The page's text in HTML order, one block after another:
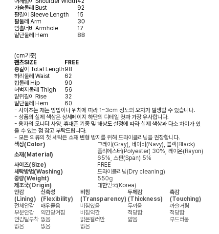
가슴둘레 Bust
92
팔길이 Sleeve Length
15
팔둘레 Arm
30
암홀너비 Armhole
17
밑단둘레 Hem 88
(cm기준)
팬츠SIZE
FREE
총길이 Total Length98
허리둘레 Waist
62
힙둘레 Hip
90
허벅지둘레 Thigh
56
밑위길이 Rise
32
밑단둘레 Hem
60
- 사이즈는 재는 방법이나 위치에 따라 1~3cm 정도의 오차가 발생할 수 있습니다.
- 상품의 실제 색상은 상세페이지 하단의 디테일 컷과 가장 유사합니다.
- 용자의 모니터 사양, 휴대폰 기종 및 해상도 설정에 따라 실제 색상과 다소 차이가 있
을 수 있는 점 참고 부탁드립니다.
- 모든 의류의 첫 세탁은 소재 변형 방지를 위해 드라이클리닝을 권장합니다.
색상(Color)
그레이(Gray), 네이비(Navy), 블랙(Black)
소재(Material)
폴리에스터(Polyester) 30%, 레이온(Rayon)
65%, 스판(Span) 5%
사이즈(Size)
FREE
세탁방법(Washing)
드라이클리닝(Dry cleaning)
중량(Weight)
550g
제조국(Origin)
대한민국(Korea)
안감
(Lining)
신축성
(Flexibility)
비침
(Transparency)
두께감
(Thickness)
촉감
(Touching)
전체안감
매우좋음 비침있음 두꺼움
까슬거림
부분안감
약간당겨짐 비침약간 적당함
적당함
안감탈부착 없음 밝은컬러만 얇음
부드러움
없음
없음 없음